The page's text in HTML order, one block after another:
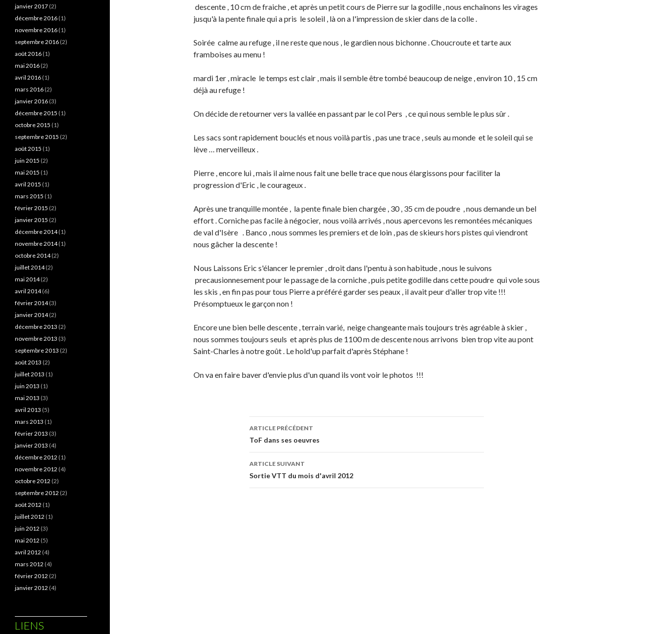
descente , 10 cm de fraiche , et après un petit cours de Pierre sur la godille , nous enchaînons les virages
jusqu'à la pente finale qui a pris le soleil , là on a l'impression de skier dans de la colle .
Soirée calme au refuge , il ne reste que nous , le gardien nous bichonne . Choucroute et tarte aux
framboises au menu !
mardi 1er , miracle le temps est clair , mais il semble être tombé beaucoup de neige , environ 10 , 15 cm
déjà au refuge !
On décide de retourner vers la vallée en passant par le col Pers , ce qui nous semble le plus sûr .
Les sacs sont rapidement bouclés et nous voilà partis , pas une trace , seuls au monde et le soleil qui se
lève … merveilleux .
Pierre , encore lui , mais il aime nous fait une belle trace que nous élargissons pour faciliter la
progression d'Eric , le courageux .
Après une tranquille montée , la pente finale bien chargée , 30 , 35 cm de poudre , nous demande un bel
effort . Corniche pas facile à négocier, nous voilà arrivés , nous apercevons les remontées mécaniques
de val d'Isère . Banco , nous sommes les premiers et de loin , pas de skieurs hors pistes qui viendront
nous gâcher la descente !
Nous Laissons Eric s'élancer le premier , droit dans l'pentu à son habitude , nous le suivons
precausionnesement pour le passage de la corniche , puis petite godille dans cette poudre qui vole sous
les skis , en fin pas pour tous Pierre a préféré garder ses peaux , il avait peur d'aller trop vite !!!
Présomptueux le garçon non !
Encore une bien belle descente , terrain varié, neige changeante mais toujours très agréable à skier ,
nous sommes toujours seuls et après plus de 1100 m de descente nous arrivons bien trop vite au pont
Saint-Charles à notre goût . Le hold'up parfait d'après Stéphane !
On va en faire baver d'envie plus d'un quand ils vont voir le photos !!!
Navigation de l’article
ARTICLE PRÉCÉDENT
ToF dans ses oeuvres
ARTICLE SUIVANT
Sortie VTT du mois d'avril 2012
janvier 2017 (2)
décembre 2016 (1)
novembre 2016 (1)
septembre 2016 (2)
août 2016 (1)
mai 2016 (2)
avril 2016 (1)
mars 2016 (2)
janvier 2016 (3)
décembre 2015 (1)
octobre 2015 (1)
septembre 2015 (2)
août 2015 (1)
juin 2015 (2)
mai 2015 (1)
avril 2015 (1)
mars 2015 (1)
février 2015 (2)
janvier 2015 (2)
décembre 2014(1)
novembre 2014(1)
octobre 2014(2)
juillet 2014(2)
mai 2014(2)
avril 2014(6)
février 2014(3)
janvier 2014(2)
décembre 2013 (2)
novembre 2013 (3)
septembre 2013 (2)
août 2013 (2)
juillet 2013 (1)
juin 2013 (1)
mai 2013 (3)
avril 2013 (5)
mars 2013 (1)
février 2013 (3)
janvier 2013 (4)
décembre 2012 (1)
novembre 2012 (4)
octobre 2012 (2)
septembre 2012 (2)
août 2012 (1)
juillet 2012 (1)
juin 2012 (3)
mai 2012 (5)
avril 2012 (4)
mars 2012 (4)
février 2012 (2)
janvier 2012 (4)
LIENS